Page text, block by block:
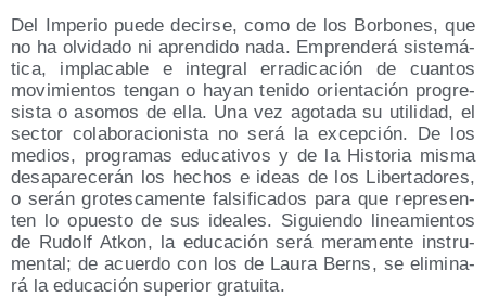
Del Impe­rio pue­de decir­se, como de los Bor­bo­nes, que
no ha olvi­da­do ni apren­di­do nada. Empren­de­rá sis­te­má­
ti­ca, impla­ca­ble e inte­gral erra­di­ca­ción de cuan­tos
movi­mien­tos ten­gan o hayan teni­do orien­ta­ción pro­gre­
sis­ta o aso­mos de ella. Una vez ago­ta­da su uti­li­dad, el
sec­tor cola­bo­ra­cio­nis­ta no será la excep­ción. De los
medios, pro­gra­mas edu­ca­ti­vos y de la His­to­ria mis­ma
des­apa­re­ce­rán los hechos e ideas de los Liber­ta­do­res,
o serán gro­tes­ca­men­te fal­si­fi­ca­dos para que repre­sen­
ten lo opues­to de sus idea­les. Siguien­do linea­mien­tos
de Rudolf Atkon, la edu­ca­ción será mera­men­te ins­tru­
men­tal; de acuer­do con los de Lau­ra Berns, se eli­mi­na­
rá la edu­ca­ción supe­rior gratuita.